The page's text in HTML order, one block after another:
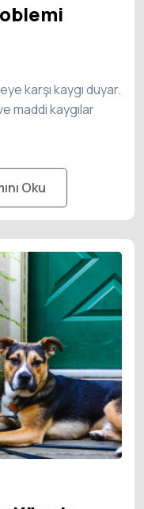
karşı kaygı duyar.
maddi kaygılar
Oku